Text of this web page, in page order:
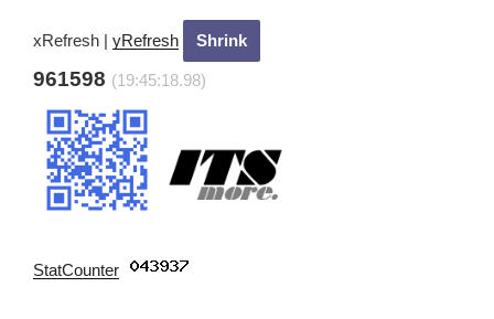
ン
xRefresh | yRefresh
961598 (19:45:19.78)
StatCounter